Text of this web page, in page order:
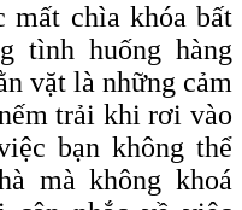
mất chìa khóabất
tình huống hàng
vặt là những cảm
trải khi rơi vào
bạn không thể
mà không khoá